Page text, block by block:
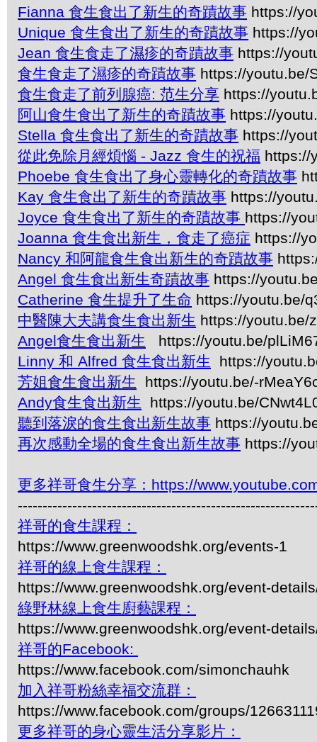
Fianna 食生食出了新生的奇蹟故事 https://
Unique 食生食出了新生的奇蹟故事 https://
Jean 食生食走了濕疹的奇蹟故事 https://
食生食走了濕疹的奇蹟故事 https://youtu.be/
食生食走了前列腺癌: 范生分享 https://
阿山食生食出了新生的奇蹟故事 https://
Stella 食生食出了新生的奇蹟故事 https://
從此免除月經煩惱 - Jazz 食生的祝福 https://
Phoebe 食生食出了身心靈轉化的奇蹟故事
Kay 食生食出了新生的奇蹟故事 https://
Joyce 食生食出了新生的奇蹟故事 https://
Joanna 食生食出新生，食走了癌症 https://
Nancy 和阿龍食生食出新生的奇蹟故事
Angel 食生食出新生奇蹟故事 https://
Catherine 食生提升了生命 https://youtu.be/
中醫陳大夫講食生食出新生 https://youtu.be/
Angel食生食出新生 https://youtu.be/
Linny 和 Alfred 食生食出新生 https://
芳姐食生食出新生 https://youtu.be/-
Andy食生食出新生 https://youtu.be/
聽到落淚的食生食出新生故事 https://
再次感動全場的食生食出新生故事 https://
更多祥哥食生分享：https://
祥哥的食生課程：
https://www.greenwoodshk.org/events-1
祥哥的線上食生課程：
https://www.greenwoodshk.org/event-
綠野林線上食生廚藝課程：
https://www.greenwoodshk.org/event-
祥哥的Facebook:
https://www.facebook.com/simonchauhk
加入祥哥粉絲幸福交流群：
https://www.facebook.com/groups/
更多祥哥的身心靈生活分享影片：